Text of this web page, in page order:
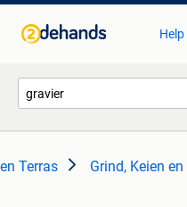
Terras Grind, Keien